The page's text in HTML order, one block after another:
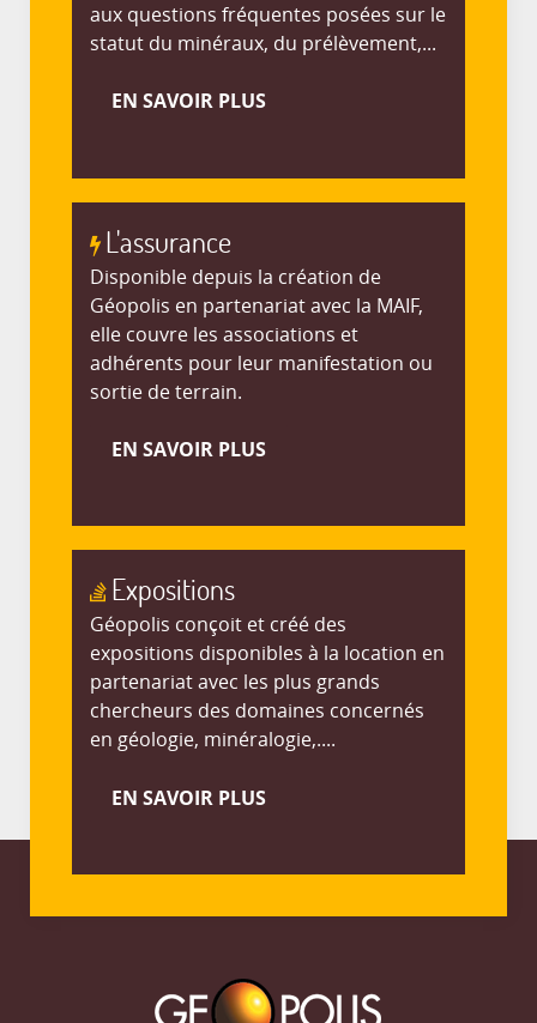
aux questions fréquentes posées sur le
statut du minéraux, du prélèvement,...
EN SAVOIR PLUS
L'assurance
Disponible depuis la création de
Géopolis en partenariat avec la MAIF,
elle couvre les associations et
adhérents pour leur manifestation ou
sortie de terrain.
EN SAVOIR PLUS
Expositions
Géopolis conçoit et créé des
expositions disponibles à la location en
partenariat avec les plus grands
chercheurs des domaines concernés
en géologie, minéralogie,....
EN SAVOIR PLUS